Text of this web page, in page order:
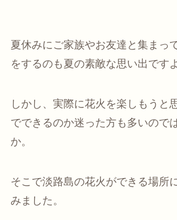
夏休みにご家族やお友達と集まっ
をするのも夏の素敵な思い出です
しかし、実際に花火を楽しもうと
でできるのか迷った方も多いので
か。
そこで淡路島の花火ができる場所
みました。